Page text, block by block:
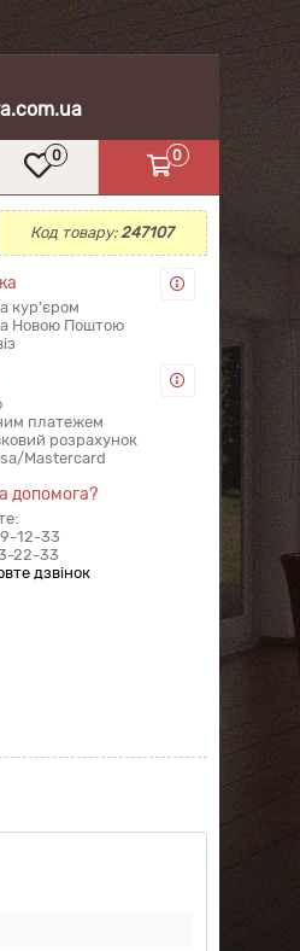
0 0
Код товару:247107
кур'єром
Новою Поштою
платежем
розрахунок
Mastercard
допомога?
12-33
22-33
дзвінок